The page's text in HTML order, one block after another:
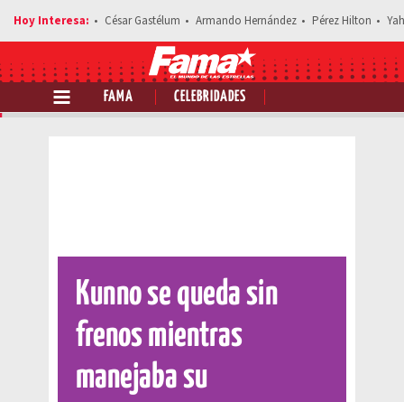
César Gastélum Armando Hernández Pérez Hilton
FAMA CELEBRIDADES
Comparte esta noticia
Kunno se queda sin
frenos mientras
manejaba su